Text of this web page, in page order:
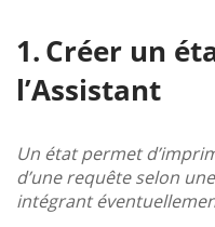
Créer un
l’Assistant
Un état permet
d’une requête selon
intégrant